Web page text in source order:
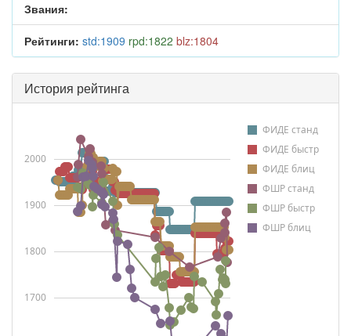
Звания:
Рейтинги: std:1909 rpd:1822 blz:1804
История рейтинга
ФИДЕ станд
ФИДЕ быстр
ФИДЕ блиц
ФШР станд
ФШР быстр
ФШР блиц
1700
1800
1900
2000